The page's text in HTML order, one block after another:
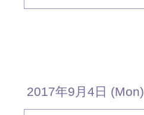
2017年9月4日 (Mon)